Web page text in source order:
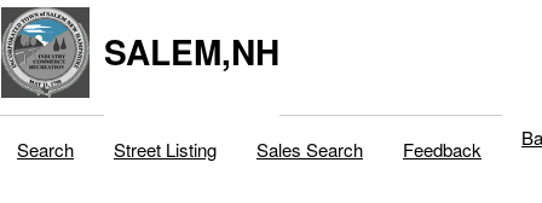
SALEM,NH
Search Street Listing Sales Search Feedback